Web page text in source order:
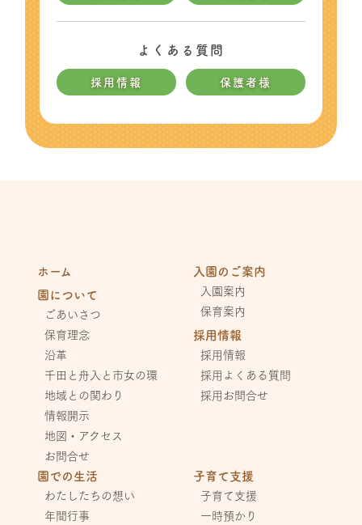
よくある質問
採用情報 保護者様
ホーム
園について
ごあいさつ
保育理念
沿革
千田と舟入と市女の環
地域との関わり
情報開示
地図・アクセス
お問合せ
園での生活
わたしたちの想い
年間行事
入園のご案内
入園案内
保育案内
採用情報
採用情報
採用よくある質問
採用お問合せ
子育て支援
子育て支援
一時預かり